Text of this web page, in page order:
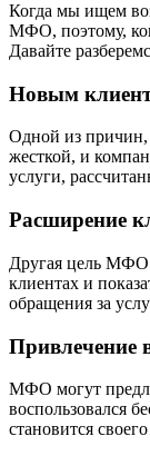
Когда мы ищем
МФО, поэтому,
Давайте
Новым
Одной из причин,
жесткой, и
услуги,
Расширение
Другая цель МФО
клиентах и
обращения за
Привлечение
МФО могут
воспользовался
становится